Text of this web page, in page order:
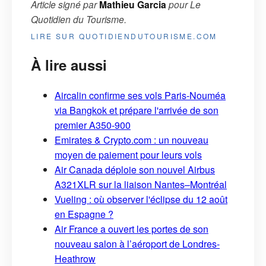
Article signé parMathieu Garcia pourLe
Quotidien du Tourisme.
LIRE SUR QUOTIDIENDUTOURISME.COM
À lire aussi
Aircalin confirme ses vols Paris-Nouméa
via Bangkok et prépare l'arrivée de son
premier A350-900
Emirates & Crypto.com : un nouveau
moyen de paiement pour leurs vols
Air Canada déploie son nouvel Airbus
A321XLR sur la liaison Nantes–Montréal
Vueling : où observer l'éclipse du 12 août
en Espagne ?
Air France a ouvert les portes de son
nouveau salon à l’aéroport de Londres-
Heathrow